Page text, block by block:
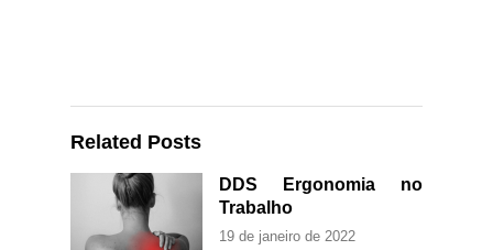
Related Posts
DDS Ergonomia no
Trabalho
19 de janeiro de 2022